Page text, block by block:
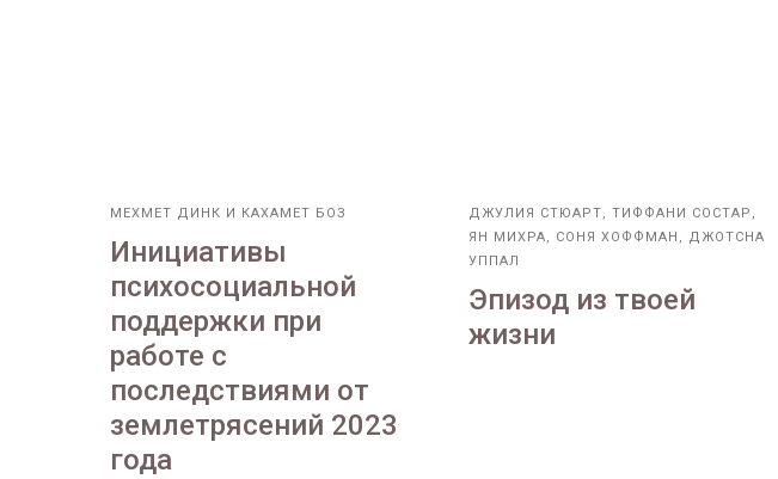
МЕХМЕТ ДИНК И КАХАМЕТ БОЗ
Инициативы
психосоциальной
поддержки при
работе с
последствиями от
землетрясений 2023
года
ДЖУЛИЯ СТЮАРТ, ТИФФАНИ СОСТАР,
ЯН МИХРА, СОНЯ ХОФФМАН, ДЖОТСНА
УППАЛ
Эпизод из твоей
жизни